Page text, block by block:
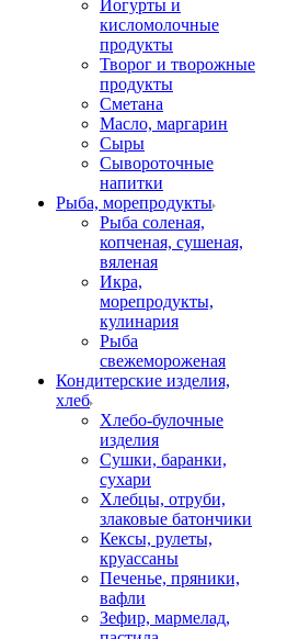
Йогурты и
кисломолочные
продукты
Творог и творожные
продукты
Сметана
Масло, маргарин
Сыры
Сывороточные
напитки
Рыба, морепродукты
Рыба соленая,
копченая, сушеная,
вяленая
Икра,
морепродукты,
кулинария
Рыба
свежемороженая
Кондитерские изделия,
хлеб
Хлебо-булочные
изделия
Сушки, баранки,
сухари
Хлебцы, отруби,
злаковые батончики
Кексы, рулеты,
круассаны
Печенье, пряники,
вафли
Зефир, мармелад,